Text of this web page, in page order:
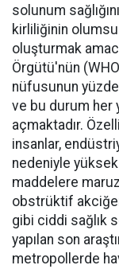
solunum
kirliliğinin
oluşturmak
Örgütü'nün
nüfusunun
ve bu durum her
açmaktadır.
insanlar,
nedeniyle
maddelere
obstrüktif
gibi ciddi sağlık
yapılan son
metropollerde